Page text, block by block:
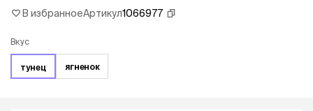
В избранноеАртикул1066977
Вкус
тунец ягненок